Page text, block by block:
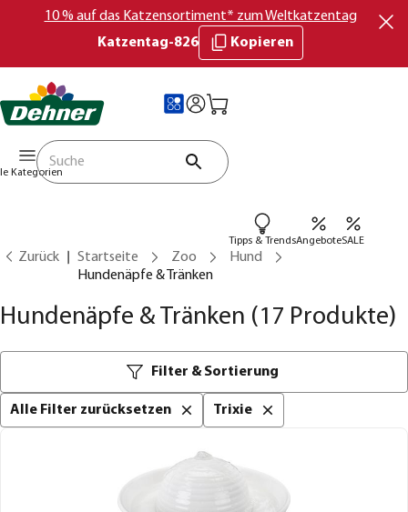
10 % auf das Katzensortiment* zum Weltkatzentag
Katzentag-826
Kopieren
Kategorien
Tipps & TrendsAngeboteSALE
Zurück Startseite Zoo
Hund
Hundenäpfe & Tränken
Hundenäpfe & Tränken (17 Produkte)
Filter & Sortierung
Alle Filter zurücksetzen Trixie